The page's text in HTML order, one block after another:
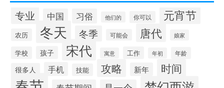
专业 中国 习俗 他们的 你可以 元宵节
农历 冬天 冬季 可能会 唐代 娘家
学校 孩子 宋代 寓意 工作 年初 年龄
很多人 手机 技能 攻略 新年 时间